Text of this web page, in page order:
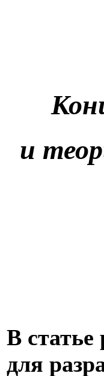
и
В статье
для